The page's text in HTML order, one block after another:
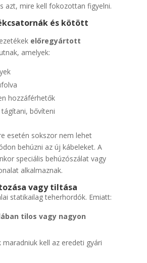
azt, mire kell fokozottan figyelni.
és kötött
előregyártott
amelyek:
hozzáférhetők
bővíteni
esetén sokszor nem lehet
behúzni az új kábeleket. A
speciális behúzószálat vagy
alkalmaznak.
vagy tiltása
statikailag teherhordók. Emiatt:
tilos vagy nagyon
maradniuk kell az eredeti gyári